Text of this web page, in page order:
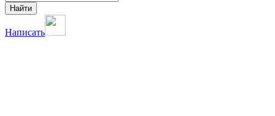
Найти
Написать